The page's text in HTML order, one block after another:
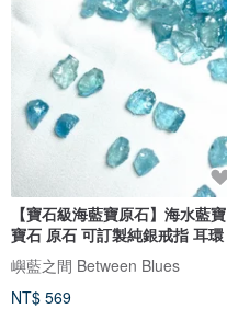
【寶石級海藍寶原石】海水藍寶
寶石 原石 可訂製純銀戒指 耳環
嶼藍之間 Between Blues
NT$ 569